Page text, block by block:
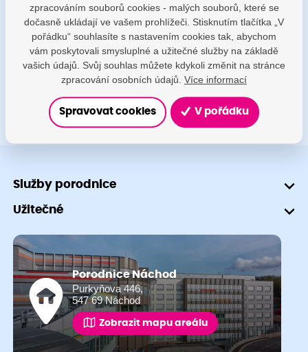
porodnice@nemocnicenachod.cz
+420 491 601 745
Služby porodnice
Užitečné
Porodnice Náchod
Purkyňova 446,
547 69 Náchod
Zobrazit mapu areálu
zpracováním souborů cookies - malých souborů, které se
dočasně ukládají ve vašem prohlížeči. Stisknutím tlačítka „V
pořádku“ souhlasíte s nastavením cookies tak, abychom
vám poskytovali smysluplné a užitečné služby na základě
vašich údajů. Svůj souhlas můžete kdykoli změnit na stránce
zpracování osobních údajů. Více informací
Spravovat cookies V pořádku